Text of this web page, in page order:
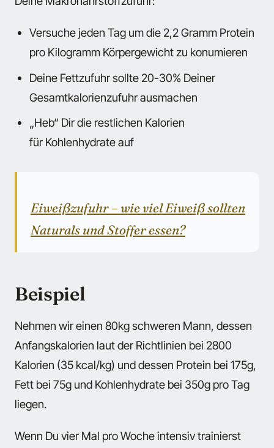
Versuche jeden Tag um die 2,2 Gramm Protein
pro Kilogramm Körpergewicht zu konumieren
Deine Fettzufuhr sollte 20-30% Deiner
Gesamtkalorienzufuhr ausmachen
„Heb“ Dir die restlichen Kalorien
für Kohlenhydrate auf
Eiweißzufuhr – wie viel Eiweiß sollten
Naturals und Stoffer essen?
Beispiel
Nehmen wir einen 80kg schweren Mann, dessen
Anfangskalorien laut der Richtlinien bei 2800
Kalorien (35 kcal/kg) und dessen Protein bei 175g,
Fett bei 75g und Kohlenhydrate bei 350g pro Tag
liegen.
Wenn Du vier Mal pro Woche intensiv trainierst